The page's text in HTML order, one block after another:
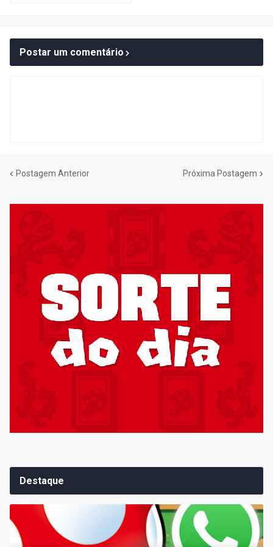
Postar um comentário
Postagem Anterior Próxima Postagem
Destaque